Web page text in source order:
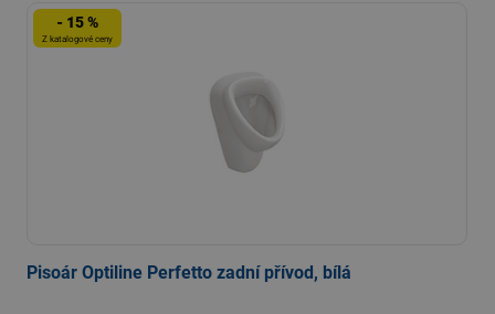
- 15 %
Z katalogové ceny
Pisoár Optiline Perfetto zadní přívod, bílá